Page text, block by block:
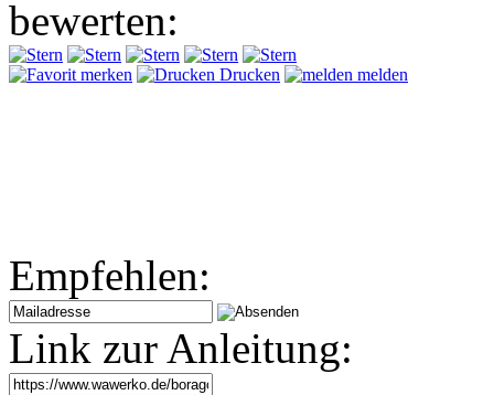
bewerten:
merken Drucken melden
Empfehlen:
Link zur Anleitung: